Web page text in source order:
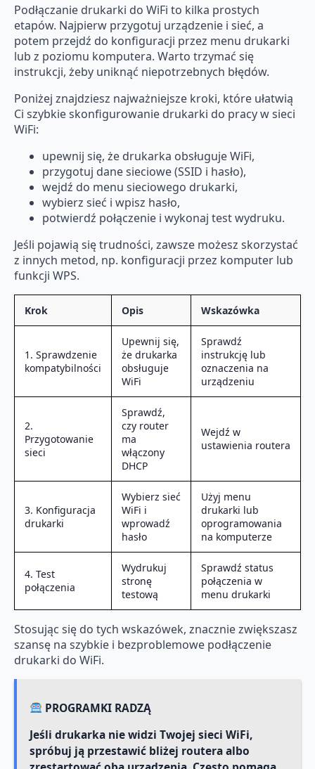
Podłączanie drukarki do WiFi to kilka prostych
etapów. Najpierw przygotuj urządzenie i sieć, a
potem przejdź do konfiguracji przez menu drukarki
lub z poziomu komputera. Warto trzymać się
instrukcji, żeby uniknąć niepotrzebnych błędów.
Poniżej znajdziesz najważniejsze kroki, które ułatwią
Ci szybkie skonfigurowanie drukarki do pracy w sieci
WiFi:
upewnij się, że drukarka obsługuje WiFi,
przygotuj dane sieciowe (SSID i hasło),
wejdź do menu sieciowego drukarki,
wybierz sieć i wpisz hasło,
potwierdź połączenie i wykonaj test wydruku.
Jeśli pojawią się trudności, zawsze możesz skorzystać
z innych metod, np. konfiguracji przez komputer lub
funkcji WPS.
Krok Opis Wskazówka
1. Sprawdzenie
kompatybilności
Upewnij się,
że drukarka
obsługuje
WiFi
Sprawdź
instrukcję lub
oznaczenia na
urządzeniu
2.
Przygotowanie
sieci
Sprawdź,
czy router
ma
włączony
DHCP
Wejdź w
ustawienia routera
3. Konfiguracja
drukarki
Wybierz sieć
WiFi i
wprowadź
hasło
Użyj menu
drukarki lub
oprogramowania
na komputerze
4. Test
połączenia
Wydrukuj
stronę
testową
Sprawdź status
połączenia w
menu drukarki
Stosując się do tych wskazówek, znacznie zwiększasz
szansę na szybkie i bezproblemowe podłączenie
drukarki do WiFi.
PROGRAMKI RADZĄ
Jeśli drukarka nie widzi Twojej sieci WiFi,
spróbuj ją przestawić bliżej routera albo